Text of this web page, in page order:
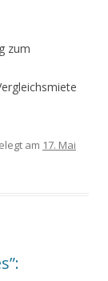
zum
am 17. Mai